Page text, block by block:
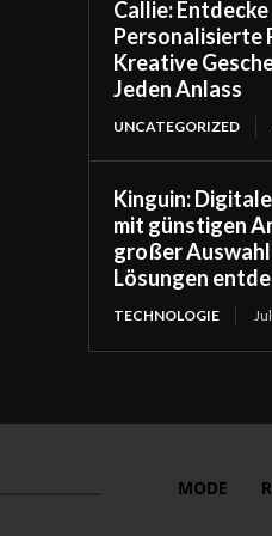
Callie: Entdecke
Personalisierte
Kreative
Jeden Anlass
UNCATEGORIZED
Kinguin:
mit günstigen
großer
Lösungen
TECHNOLOGIE
MODE